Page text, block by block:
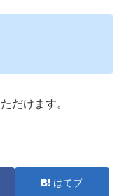
だけます。
はてブ